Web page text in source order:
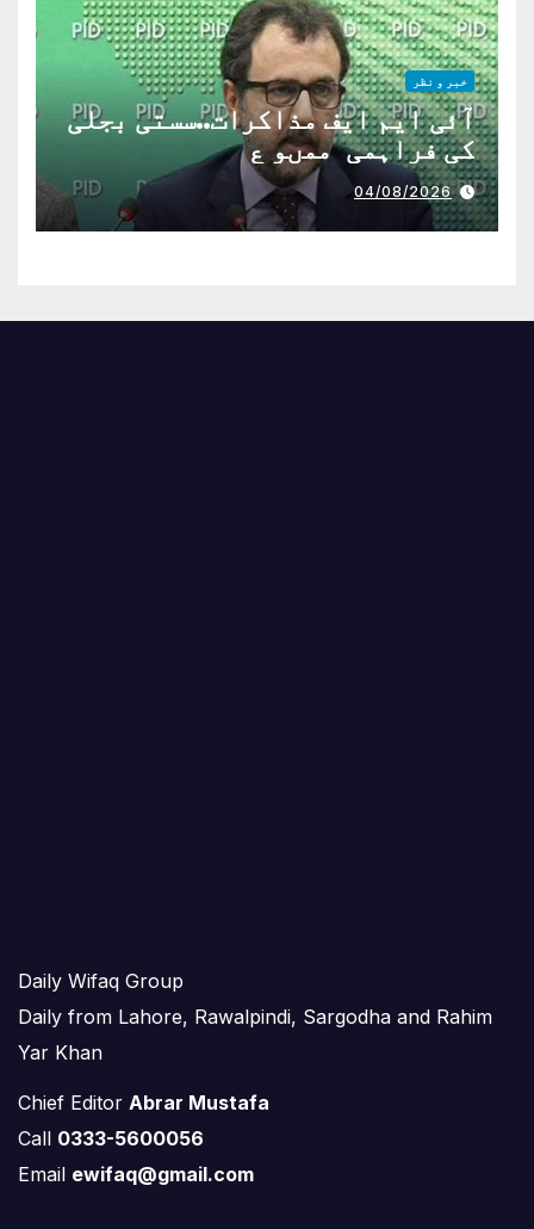
خبر و نظر
آئی ایم ایف مذاکرات..سستی بجلی
کی فراہمی ممںو ع
04/08/2026
Daily Wifaq Group
Daily from Lahore, Rawalpindi, Sargodha and Rahim
Yar Khan
Chief Editor Abrar Mustafa
Call 0333-5600056
Email ewifaq@gmail.com